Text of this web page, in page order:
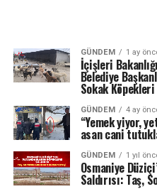
GÜNDEM 1 ay
İçişleri
Belediye
Sokak Köpekleri
GÜNDEM 4 ay
“Yemek yiyor,
asan cani
GÜNDEM 1 yıl
Osmaniye
Saldırısı: Taş,